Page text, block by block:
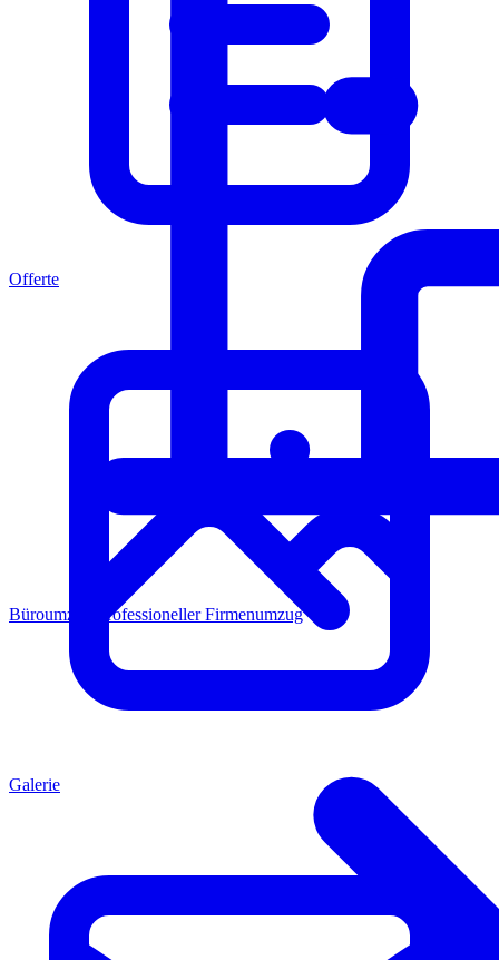
Büroumzug Professioneller Firmenumzug
Offerte
Galerie